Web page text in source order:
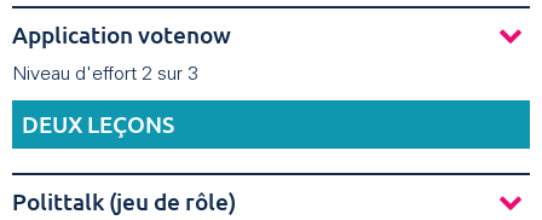
Application votenow
Niveau d'effort 2 sur 3
DEUX LEÇONS
Polittalk (jeu de rôle)